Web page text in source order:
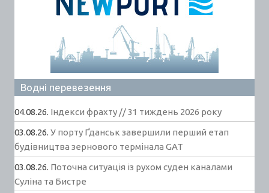
Водні перевезення
04.08.26. Індекси фрахту // 31 тиждень 2026 року
03.08.26. У порту Ґданськ завершили перший етап
будівництва зернового термінала GAT
03.08.26. Поточна ситуація із рухом суден каналами
Суліна та Бистре